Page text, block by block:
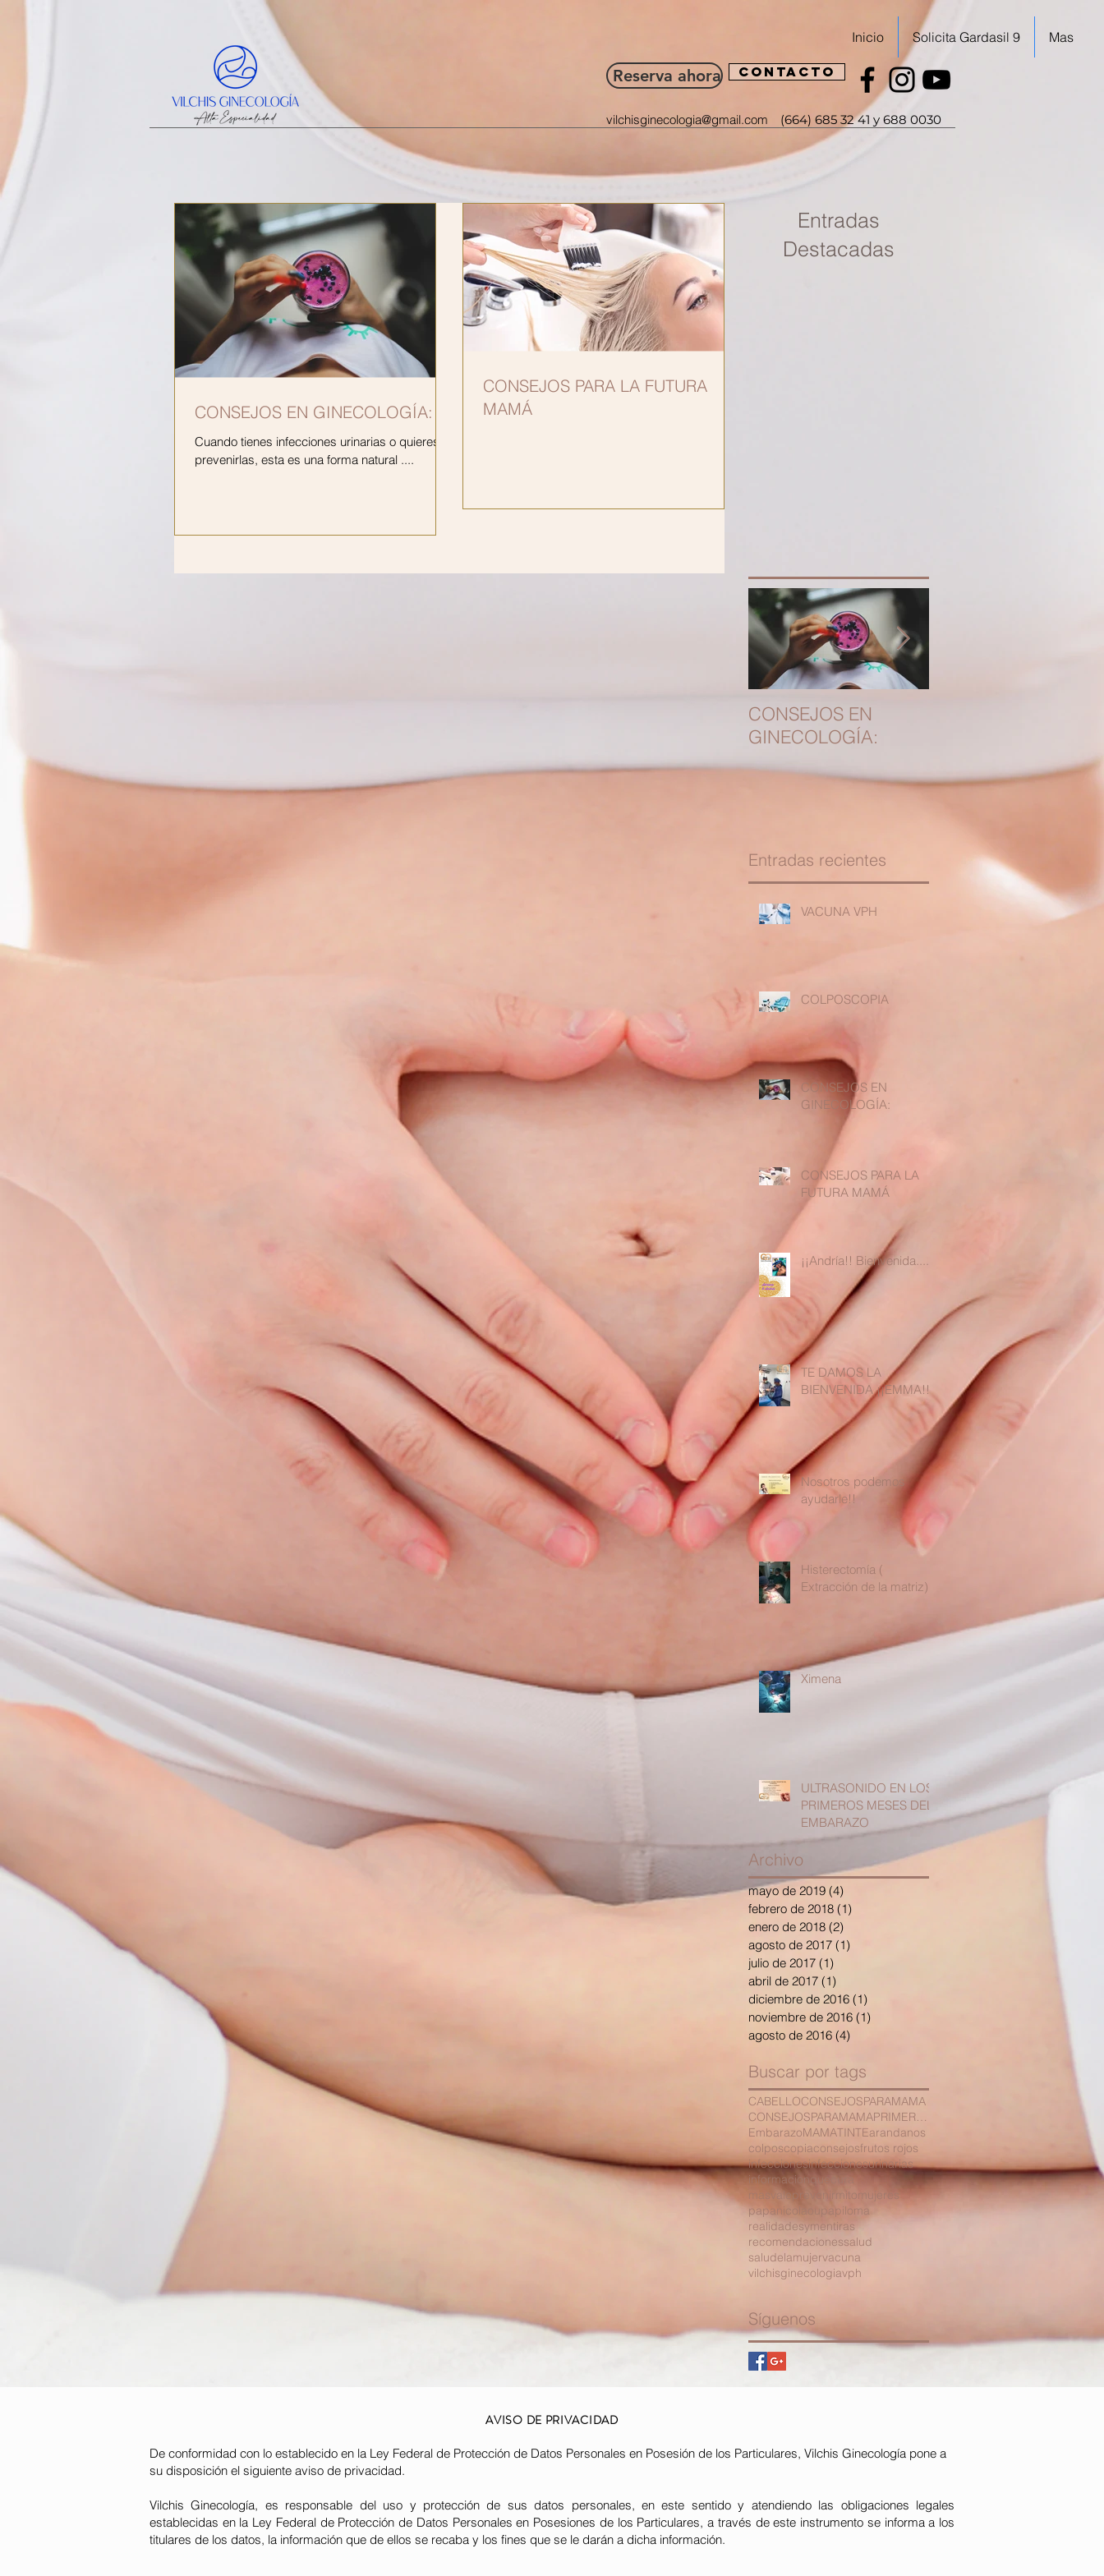
Inicio Solicita Gardasil 9 Mas
Reserva ahora CONTACTO
vilchisginecologia@gmail.com (664) 685 32 41 y 688 0030
CONSEJOS EN GINECOLOGÍA:
Cuando tienes infecciones urinarias o quieres
prevenirlas, esta es una forma natural ....
CONSEJOS PARA LA FUTURA
MAMÁ
Entradas
Destacadas
CONSEJOS EN
GINECOLOGÍA:
Entradas recientes
VACUNA VPH
COLPOSCOPIA
CONSEJOS EN
GINECOLOGÍA:
CONSEJOS PARA LA
FUTURA MAMÁ
¡¡Andría!! Bienvenida....
TE DAMOS LA
BIENVENIDA ¡¡EMMA!!
Nosotros podemos
ayudarle!!
Histerectomía (
Extracción de la matriz)
Ximena
ULTRASONIDO EN LOS
PRIMEROS MESES DEL
EMBARAZO
Archivo
mayo de 2019 (4)
febrero de 2018 (1)
enero de 2018 (2)
agosto de 2017 (1)
julio de 2017 (1)
abril de 2017 (1)
diciembre de 2016 (1)
noviembre de 2016 (1)
agosto de 2016 (4)
Buscar por tags
CABELLOCONSEJOSPARAMAMA
CONSEJOSPARAMAMAPRIMERAVEZ
EmbarazoMAMATINTEarandanos
colposcopiaconsejosfrutos rojos
infeccionesinfeccionesurinarias
informacionquecura
masvaleprevenir
mitomujeres
papanicolaou papiloma
realidadesymentiras
recomendacionessalud
saludelamujervacuna
vilchisginecologiavph
Síguenos
AVISO DE PRIVACIDAD
De conformidad con lo establecido en la Ley Federal de Protección de Datos Personales en Posesión de los Particulares, Vilchis Ginecología pone a
su disposición el siguiente aviso de privacidad.
Vilchis Ginecología, es responsable del uso y protección de sus datos personales, en este sentido y atendiendo las obligaciones legales
establecidas en la Ley Federal de Protección de Datos Personales en Posesiones de los Particulares, a través de este instrumento se informa a los
titulares de los datos, la información que de ellos se recaba y los fines que se le darán a dicha información.